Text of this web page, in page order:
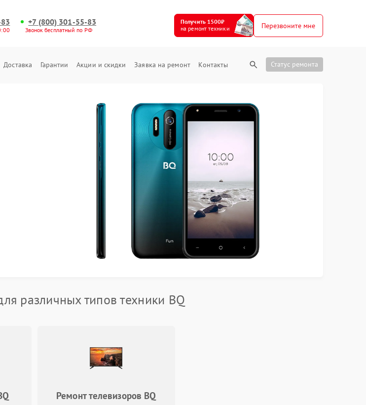
+7 (800) 301-55-83
Звонок бесплатный по РФ
Получить 1500₽
на ремонт техники
Перезвоните мне
Доставка Гарантии Акции и скидки Заявка на ремонт Контакты Статус ремонта
различных типов техники BQ
Ремонт телевизоров BQ